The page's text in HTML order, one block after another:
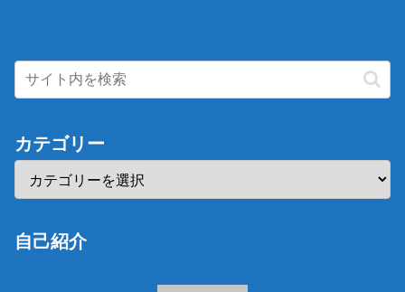
カテゴリー
自己紹介